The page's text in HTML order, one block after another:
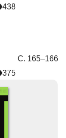
438
С. 165–166
375